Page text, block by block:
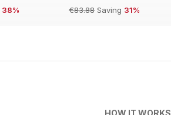
38%
€83.88 Saving 31%